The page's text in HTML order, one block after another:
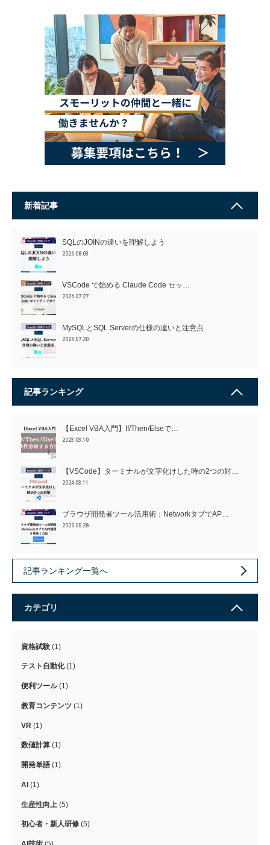
新着記事
SQLのJOINの違いを理解しよう
2026.08.03
VSCode で始める Claude Code セッ…
2026.07.27
MySQLとSQL Serverの仕様の違いと注意点
2026.07.20
記事ランキング
【Excel VBA入門】If/Then/Elseで…
2023.03.10
【VSCode】ターミナルが文字化けした時の2つの対…
2024.03.11
ブラウザ開発者ツール活用術：NetworkタブでAP…
2025.05.28
記事ランキング一覧へ
カテゴリ
資格試験 (1)
テスト自動化(1)
便利ツール(1)
教育コンテンツ (1)
VR (1)
数値計算 (1)
開発単語 (1)
AI (1)
生産性向上 (5)
初心者・新人研修 (5)